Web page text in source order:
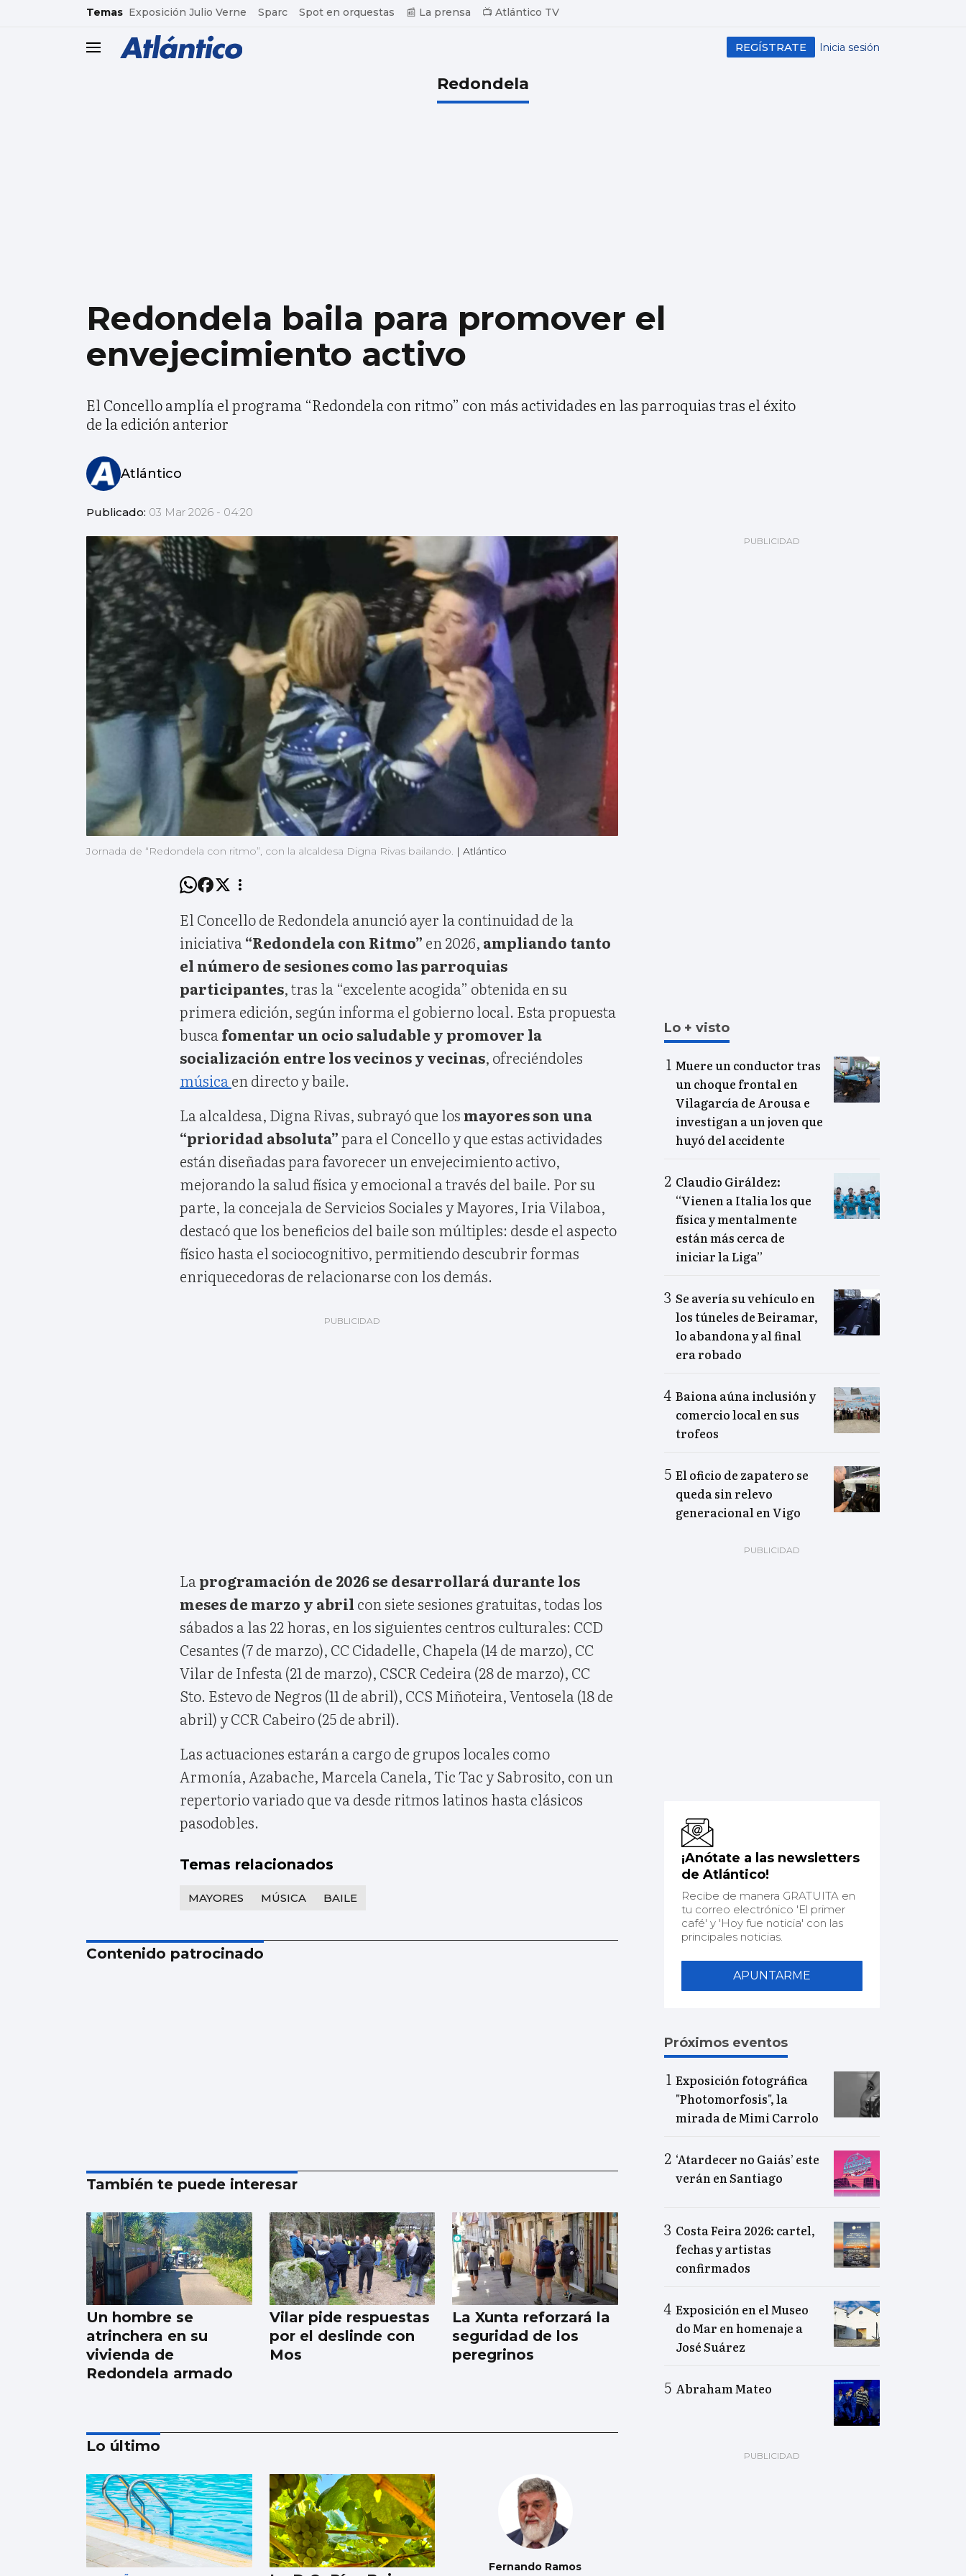
common.go-to-content
Temas Exposición Julio Verne Sparc Spot en orquestas 📰 La prensa 📺 Atlántico TV
header.menu.open Inicia sesión
REGÍSTRATE
Redondela
Redondela baila para promover el
envejecimiento activo
El Concello amplía el programa “Redondela con ritmo” con más actividades en las parroquias tras el éxito
de la edición anterior
Atlántico
Publicado: 03 Mar 2026 - 04:20
Jornada de “Redondela con ritmo”, con la alcaldesa Digna Rivas bailando. | Atlántico
El Concello de Redondela anunció ayer la continuidad de la
iniciativa “Redondela con Ritmo” en 2026, ampliando tanto
el número de sesiones como las parroquias
participantes, tras la “excelente acogida” obtenida en su
primera edición, según informa el gobierno local. Esta propuesta
busca fomentar un ocio saludable y promover la
socialización entre los vecinos y vecinas, ofreciéndoles
música en directo y baile.
La alcaldesa, Digna Rivas, subrayó que los mayores son una
“prioridad absoluta”para el Concello y que estas actividades
están diseñadas para favorecer un envejecimiento activo,
mejorando la salud física y emocional a través del baile. Por su
parte, la concejala de Servicios Sociales y Mayores, Iria Vilaboa,
destacó que los beneficios del baile son múltiples: desde el aspecto
físico hasta el sociocognitivo, permitiendo descubrir formas
enriquecedoras de relacionarse con los demás.
La programación de 2026 se desarrollará durante los
meses de marzo y abril con siete sesiones gratuitas, todas los
sábados a las 22 horas, en los siguientes centros culturales: CCD
Cesantes (7 de marzo), CC Cidadelle, Chapela (14 de marzo), CC
Vilar de Infesta (21 de marzo), CSCR Cedeira (28 de marzo), CC
Sto. Estevo de Negros (11 de abril), CCS Miñoteira, Ventosela (18 de
abril) y CCR Cabeiro (25 de abril).
Las actuaciones estarán a cargo de grupos locales como
Armonía, Azabache, Marcela Canela, Tic Tac y Sabrosito, con un
repertorio variado que va desde ritmos latinos hasta clásicos
pasodobles.
Temas relacionados
MAYORES MÚSICA BAILE
Contenido patrocinado
También te puede interesar
Un hombre se
atrinchera en su
vivienda de
Redondela armado
Vilar pide respuestas
por el deslinde con
Mos
La Xunta reforzará la
seguridad de los
peregrinos
Digna Rivas: "A miña
avoa ensinoume que
nesta casa as cousas
se demostran con
Lo último
Fernando Ramos
Lo + visto
Muere un conductor tras
un choque frontal en
Vilagarcía de Arousa e
investigan a un joven que
huyó del accidente
Claudio Giráldez:
“Vienen a Italia los que
física y mentalmente
están más cerca de
iniciar la Liga”
Se avería su vehículo en
los túneles de Beiramar,
lo abandona y al final
era robado
Baiona aúna inclusión y
comercio local en sus
trofeos
El oficio de zapatero se
queda sin relevo
generacional en Vigo
¡Anótate a las newsletters
de Atlántico!
Recibe de manera GRATUITA en
tu correo electrónico 'El primer
café' y 'Hoy fue noticia' con las
principales noticias.
APUNTARME
Próximos eventos
Exposición fotográfica
"Photomorfosis", la
mirada de Mimi Carrolo
‘Atardecer no Gaiás’ este
verán en Santiago
Costa Feira 2026: cartel,
fechas y artistas
confirmados
Exposición en el Museo
do Mar en homenaje a
José Suárez
Abraham Mateo